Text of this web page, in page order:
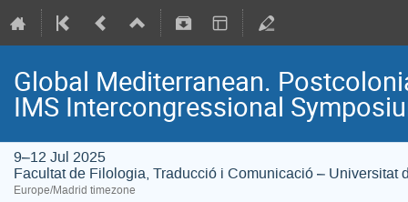
Global Mediterranean.
IMS Intercongressional
9–12 Jul 2025
Facultat de Filologia, Traducció i Comunicació – Universitat
Europe/Madrid timezone